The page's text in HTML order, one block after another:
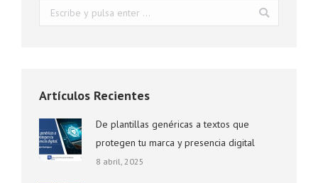
Buscar:
Artículos Recientes
De plantillas genéricas a textos que
protegen tu marca y presencia digital
8 abril, 2025